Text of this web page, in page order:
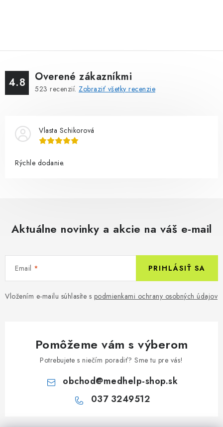
4.8 Overené zákazníkmi
523 recenzií. Zobraziť všetky recenzie
Vlasta Schikorová
Rýchle dodanie.
Aktuálne novinky a akcie na váš e-mail
Email
Vložením e-mailu súhlasíte s podmienkami ochrany osobných údajov
PRIHLÁSIŤ SA
Pomôžeme vám s výberom
Potrebujete s niečím poradiť? Sme tu pre vás!
obchod@medhelp-shop.sk
037 3249512
Z